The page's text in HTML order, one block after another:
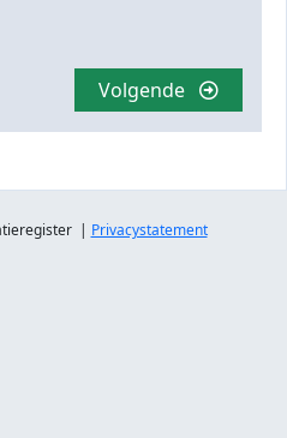
Volgende
| Privacystatement